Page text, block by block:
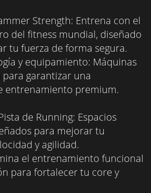
Strength: Entrena con el
del fitness mundial, diseñado
tu fuerza de forma segura.
y equipamiento: Máquinas
garantizar una
entrenamiento premium.
de Running: Espacios
para mejorar tu
y agilidad.
el entrenamiento funcional
para fortalecer tu core y